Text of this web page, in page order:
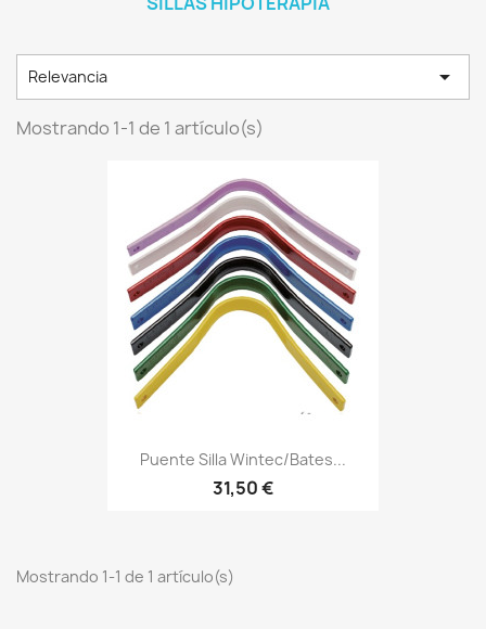
Relevancia 
Mostrando 1-1 de 1 artículo(s)
Puente Silla Wintec/Bates...
31,50 €
Mostrando 1-1 de 1 artículo(s)